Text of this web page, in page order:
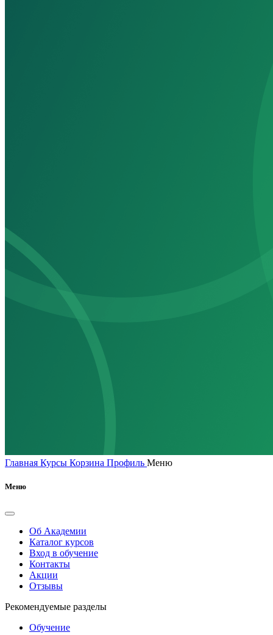
Главная Курсы Корзина Профиль Меню
Меню
Об Академии
Каталог курсов
Вход в обучение
Контакты
Акции
Отзывы
Рекомендуемые разделы
Обучение